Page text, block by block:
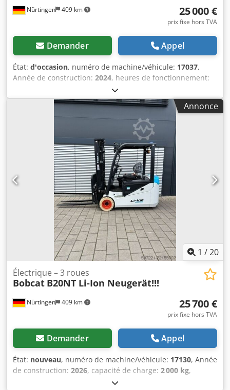
Nürtingen 409 km 25 000 €
prix fixe hors TVA
Demander Appel
État: d'occasion, numéro de machine/véhicule: 17037,
Année de construction: 2024, heures de fonctionnement:
2 500 kg
4 710 mm, levée libre:1 700 mm, centre de gravité de la
, type de carburant:électrique, type de
, hauteur de construction:2 180 mm
, longueur des fourches: 1 200 mm
taille du pneu avant:23X9-10, taille de pneu arrière:
, poids total:3 552 kg, 5141046 Dodpfoy Hau Iox Afmeck
Numéro de série : FBA47-4880-01823 Caractéristiques de
la batterie : 48 V, 600 Ah, lithium.
Annonce
1 /20
Nürtingen 409 km
Électrique – 3 roues
Bobcat B20NT Li-Ion Neugerät!!!
25 700 €
prix fixe hors TVA
Demander Appel
État: nouveau, numéro de machine/véhicule: 17130, Année
de construction: 2026, capacité de charge: 2 000 kg,
4 800 mm, levée libre: